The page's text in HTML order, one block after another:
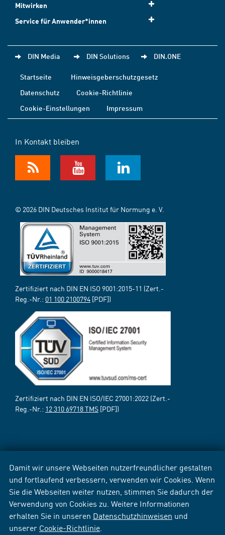
Damit wir unsere Webseiten nutzerfreundlicher gestalten
und fortlaufend verbessern, verwenden wir Cookies. Wenn
Sie die Webseiten weiter nutzen, stimmen Sie dadurch der
Verwendung von Cookies zu. Weitere Informationen
erhalten Sie in unseren Datenschutzhinweisen und
unserer Cookie-Richtlinie
Mitwirken
Service für Anwender*innen
DIN Media DIN Solutions DIN.ONE
Startseite
Hinweisgeberschutzgesetz
Datenschutz
Cookie-Richtlinie
Cookie-Einstellungen
Impressum
In Kontakt bleiben
© 2026 DIN Deutsches Institut für Normung e. V.
Zertifiziert nach DIN EN ISO 9001:2015-11 (Zert.-
Reg.-Nr.: 01 100 2100794 [PDF])
Zertifiziert nach DIN EN ISO/IEC 27001:2022 (Zert.-
Reg.-Nr.: 12 310 69718 TMS [PDF])